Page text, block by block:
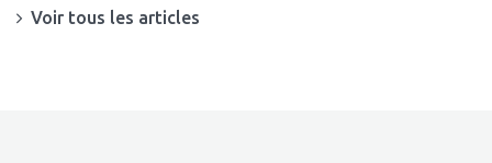
Voir tous les articles